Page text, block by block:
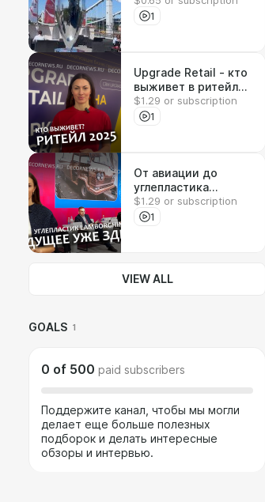
1
Upgrade Retail - кто
выживет в ритейле?
DECORNEWS.ru
$1.29 or subscription
1
От авиации до
углепластика
Lamborghini —
обзор главных
$1.29 or subscription
1
VIEW ALL
GOALS 1
0 of 500 paid subscribers
Поддержите канал, чтобы мы могли
делает еще больше полезных
подборок и делать интересные
обзоры и интервью.